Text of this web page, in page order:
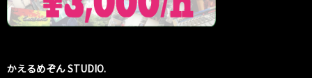
かえるめぞん STUDIO.